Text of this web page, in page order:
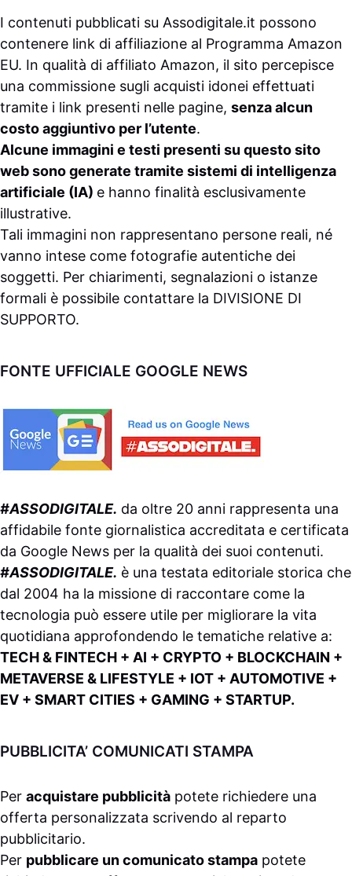
I contenuti pubblicati su Assodigitale.it possono
contenere link di affiliazione al Programma Amazon
EU. In qualità di affiliato Amazon, il sito percepisce
una commissione sugli acquisti idonei effettuati
tramite i link presenti nelle pagine, senza alcun
costo aggiuntivo per l’utente.
Alcune immagini e testi presenti su questo sito
web sono generate tramite sistemi di intelligenza
artificiale (IA) e hanno finalità esclusivamente
illustrative.
Tali immagini non rappresentano persone reali, né
vanno intese come fotografie autentiche dei
soggetti. Per chiarimenti, segnalazioni o istanze
formali è possibile contattare la DIVISIONE DI
SUPPORTO.
FONTE UFFICIALE GOOGLE NEWS
#ASSODIGITALE. da oltre 20 anni rappresenta una
affidabile fonte giornalistica accreditata e certificata
da Google News per la qualità dei suoi contenuti.
#ASSODIGITALE. è una testata editoriale storica che
dal 2004 ha la missione di raccontare come la
tecnologia può essere utile per migliorare la vita
quotidiana approfondendo le tematiche relative a:
TECH & FINTECH + AI + CRYPTO + BLOCKCHAIN +
METAVERSE & LIFESTYLE + IOT + AUTOMOTIVE +
EV + SMART CITIES + GAMING + STARTUP.
PUBBLICITA’ COMUNICATI STAMPA
Per acquistare pubblicità potete richiedere una
offerta personalizzata scrivendo al reparto
pubblicitario.
Per pubblicare un comunicato stampa potete